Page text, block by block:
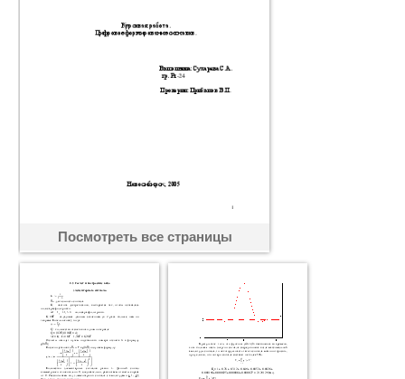
Посмотреть все страницы